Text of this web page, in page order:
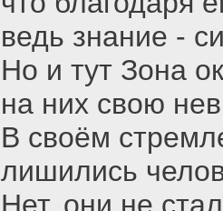
ведь знание -
Но и тут Зона
на них свою
В своём
лишились